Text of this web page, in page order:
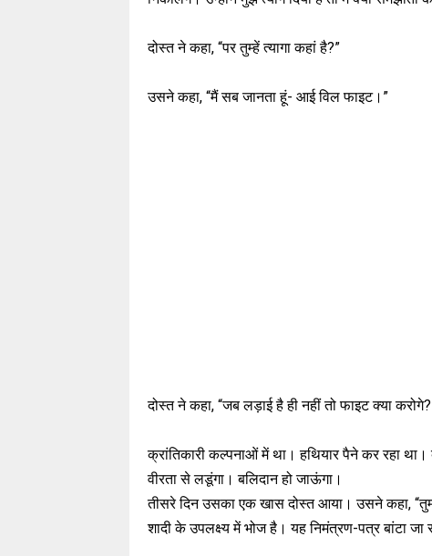
दोस्त ने कहा, “पर तुम्हें त्यागा कहां है?”
उसने कहा, “मैं सब जानता हूं- आई विल फाइट।”
दोस्त ने कहा, “जब लड़ाई है ही नहीं तो फाइट क्या
क्रांतिकारी कल्पनाओं में था। हथियार पैने कर रहा
वीरता से लडूंगा। बलिदान हो जाऊंगा।
तीसरे दिन उसका एक खास दोस्त आया। उसने कहा,
शादी के उपलक्ष्य में भोज है। यह निमंत्रण-पत्र बांटा जा